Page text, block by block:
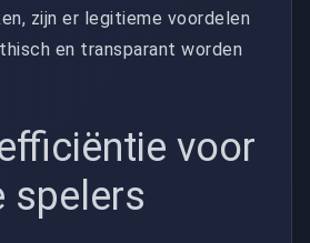
zijn er legitieme voordelen
en transparant worden
voor
spelers